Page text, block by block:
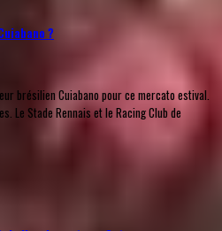
?
brésilien Cuiabano pour ce mercato estival.
Le Stade Rennais et le Racing Club de